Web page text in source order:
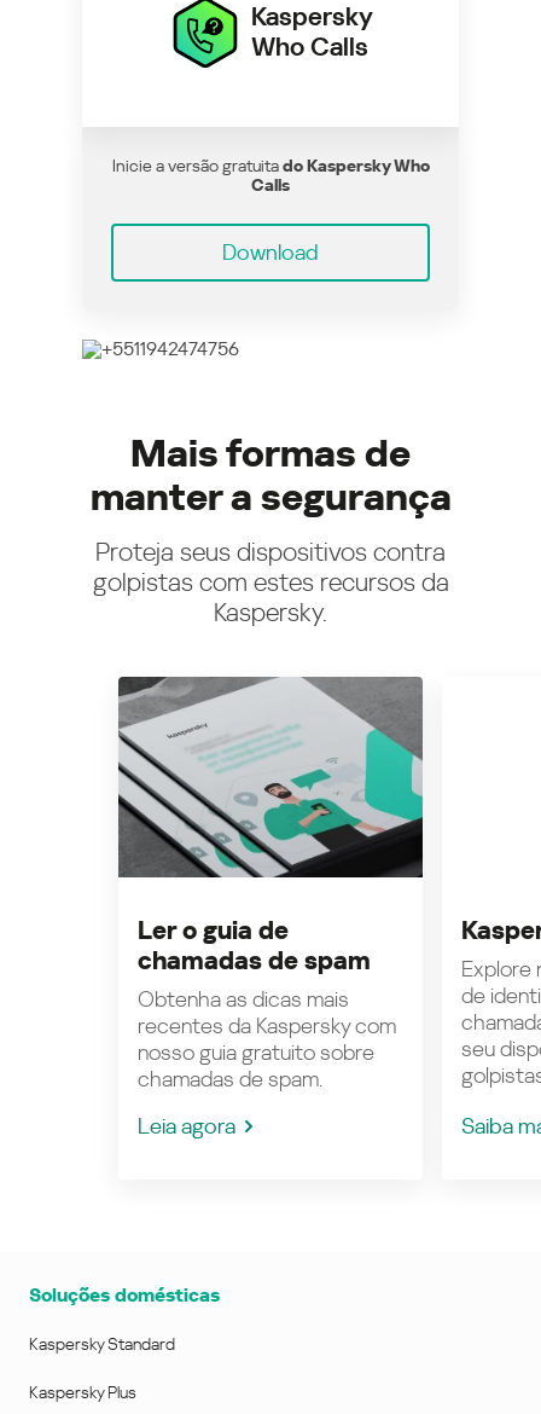
Kaspersky
Who Calls
Inicie a versão gratuitado Kaspersky Who
Calls
Download
Mais formas de
manter a segurança
Proteja seus dispositivos contra
golpistas com estes recursos da
Kaspersky.
Ler o guia de
chamadas de spam
Obtenha as dicas mais
recentes da Kaspersky com
nosso guia gratuito sobre
chamadas de spam.
Leia agora
Explore
de
seu
Saiba
Soluções domésticas
Kaspersky Standard
Kaspersky Plus